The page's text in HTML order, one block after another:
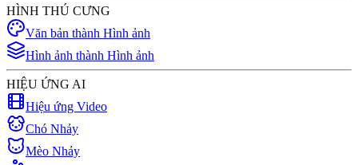
HÌNH THÚ CƯNG
Văn bản thành Hình ảnh
Hình ảnh thành Hình ảnh
HIỆU ỨNG AI
Hiệu ứng Video
Chó Nhảy
Mèo Nhảy